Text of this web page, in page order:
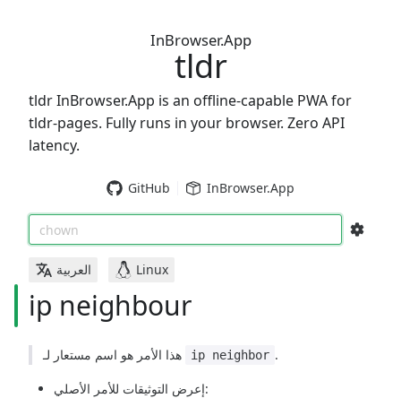
InBrowser.App
tldr
tldr InBrowser.App is an offline-capable PWA for
tldr-pages. Fully runs in your browser. Zero API
latency.
GitHub InBrowser.App
chown
العربية Linux
ip neighbour
ip neighbor .
إعرض التوثيقات للأمر الأصلي: